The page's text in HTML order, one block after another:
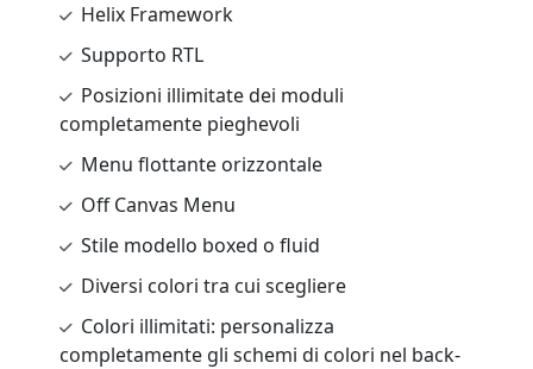
Helix Framework
Supporto RTL
Posizioni illimitate dei moduli
completamente pieghevoli
Menu flottante orizzontale
Off Canvas Menu
Stile modello boxed o fluid
Diversi colori tra cui scegliere
Colori illimitati: personalizza
completamente gli schemi di colori nel back-